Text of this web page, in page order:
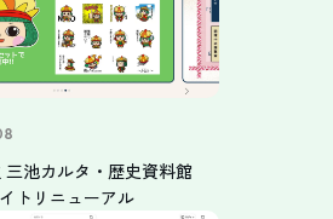
池カルタ・歴史資料館
トリニューアル